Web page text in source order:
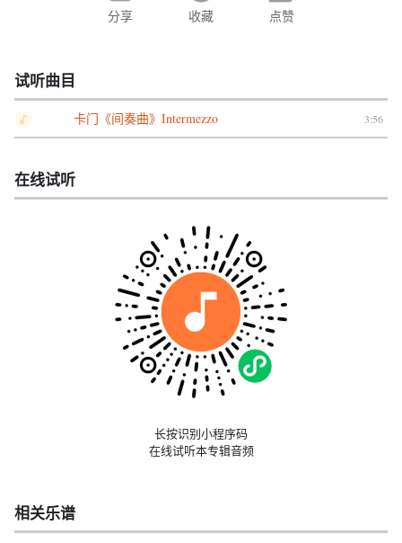
分享 收藏 点赞
试听曲目
卡门《间奏曲》Intermezzo 3:56
在线试听
长按识别小程序码
在线试听本专辑音频
相关乐谱